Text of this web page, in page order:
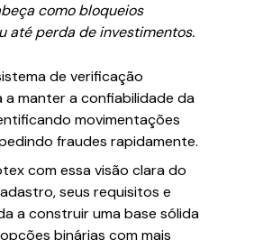
como bloqueios
até perda de investimentos.
de verificação
a manter a confiabilidade da
movimentações
fraudes rapidamente.
com essa visão clara do
seus requisitos e
a construir uma base sólida
binárias com mais